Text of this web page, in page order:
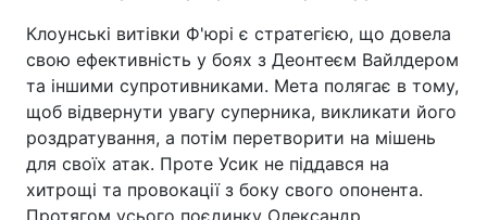
Клоунські витівки Ф'юрі є стратегією, що довела
свою ефективність у боях з Деонтеєм Вайлдером
та іншими супротивниками. Мета полягає в тому,
щоб відвернути увагу суперника, викликати його
роздратування, а потім перетворити на мішень
для своїх атак. Проте Усик не піддався на
хитрощі та провокації з боку свого опонента.